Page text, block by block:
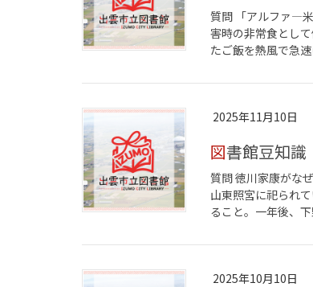
質問 「アルファ―
害時の非常食とし
たご飯を熱風で急
2025年11月10日
図書館豆知
質問 徳川家康がな
山東照宮に祀られ
ること。一年後、
2025年10月10日